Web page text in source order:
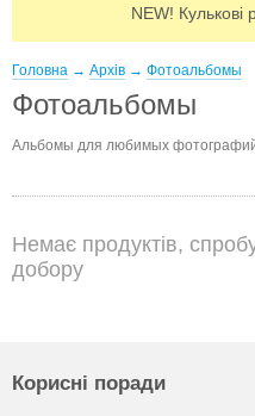
NEW! Кулькові
Головна → Архів → Фотоальбомы
Фотоальбомы
Альбомы для любимых
Немає продуктів,
добору
Корисні поради